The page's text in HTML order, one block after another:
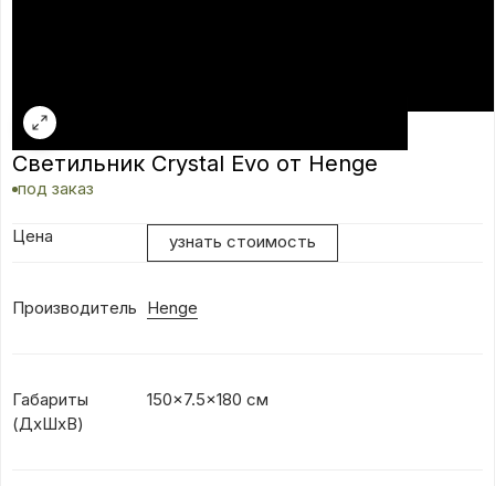
Светильник Crystal Evo от Henge
под заказ
Цена узнать стоимость
Производитель Henge
Габариты
(ДхШхВ)
150×7.5x180 см